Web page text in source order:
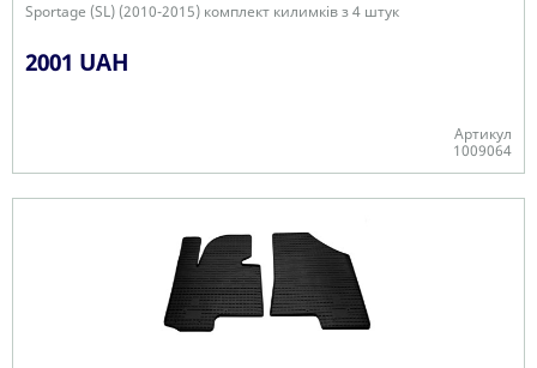
Sportage (SL) (2010-2015) комплект килимків з 4 штук
2001 UAH
Артикул
1009064